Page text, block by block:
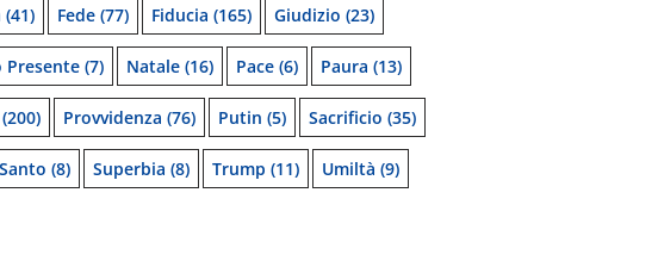
(41) Fede (77) Fiducia (165) Giudizio (23)
Presente (7) Natale (16) Pace (6) Paura (13)
(200) Provvidenza (76) Putin (5) Sacrificio (35)
(8) Superbia (8) Trump (11) Umiltà (9)